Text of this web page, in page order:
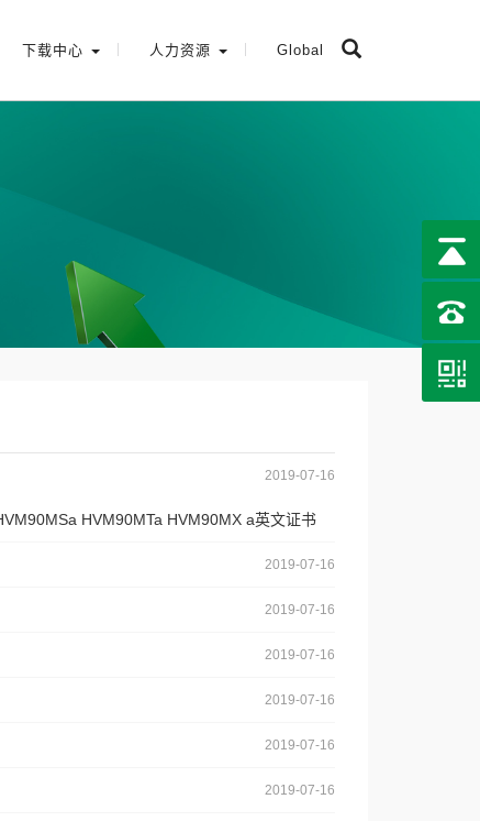
下载中心 人力资源 Global
2019-07-16
HVM90MTa HVM90MX a英文证书
2019-07-16
2019-07-16
2019-07-16
2019-07-16
2019-07-16
2019-07-16